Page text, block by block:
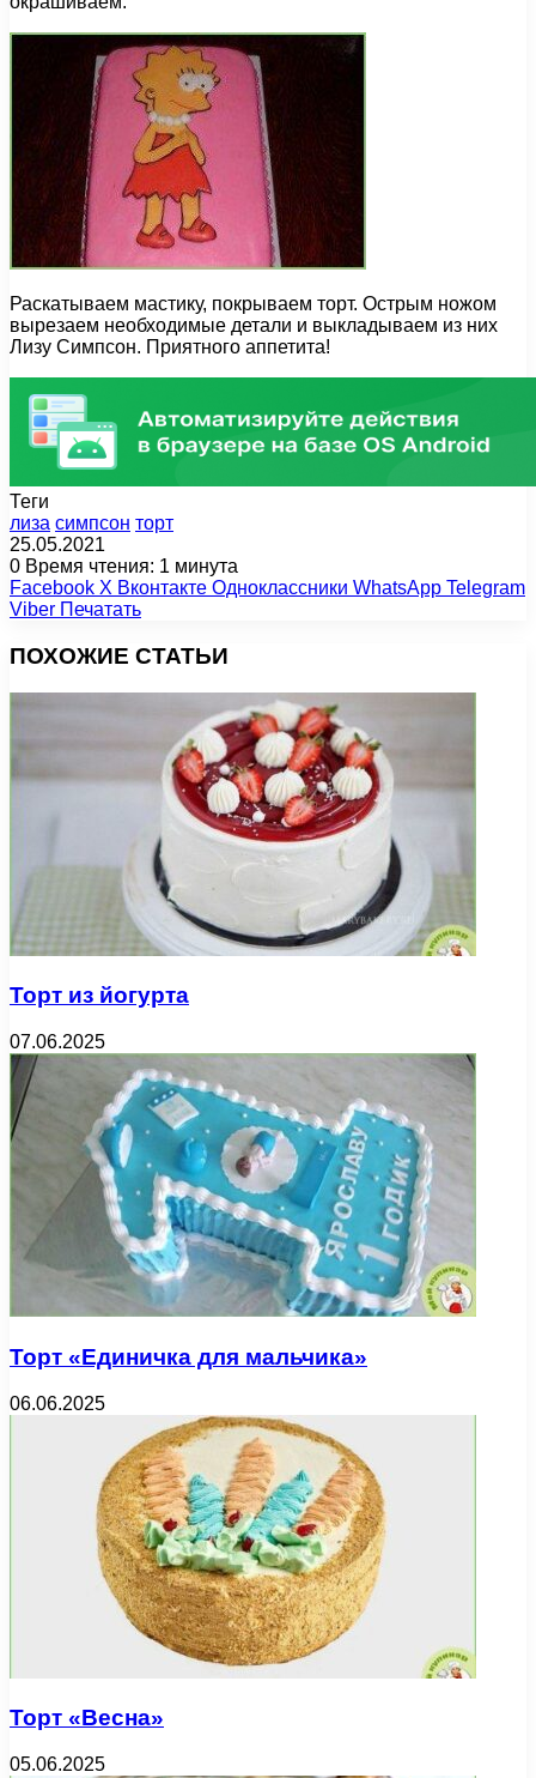
Раскатываем мастику, покрываем торт. Острым ножом
вырезаем необходимые детали и выкладываем из них
Лизу Симпсон. Приятного аппетита!
Теги
лиза симпсон торт
25.05.2021
0 Время чтения: 1 минута
Facebook X Вконтакте Одноклассники WhatsApp Telegram
Viber Печатать
ПОХОЖИЕ СТАТЬИ
Торт из йогурта
07.06.2025
Торт «Единичка для мальчика»
06.06.2025
Торт «Весна»
05.06.2025